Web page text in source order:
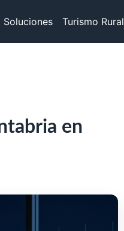
Soluciones Turismo Rural
en